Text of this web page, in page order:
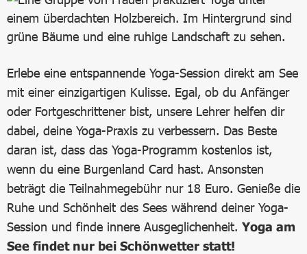
Erlebe eine entspannende Yoga-Session direkt am See
mit einer einzigartigen Kulisse. Egal, ob du Anfänger
oder Fortgeschrittener bist, unsere Lehrer helfen dir
dabei, deine Yoga-Praxis zu verbessern. Das Beste
daran ist, dass das Yoga-Programm kostenlos ist,
wenn du eine Burgenland Card hast. Ansonsten
beträgt die Teilnahmegebühr nur 18 Euro. Genieße die
Ruhe und Schönheit des Sees während deiner Yoga-
Session und finde innere Ausgeglichenheit. Yoga am
See findet nur bei Schönwetter statt!